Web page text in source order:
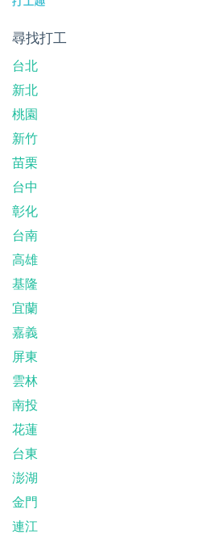
尋找打工
台北
新北
桃園
新竹
苗栗
台中
彰化
台南
高雄
基隆
宜蘭
嘉義
屏東
雲林
南投
花蓮
台東
澎湖
金門
連江